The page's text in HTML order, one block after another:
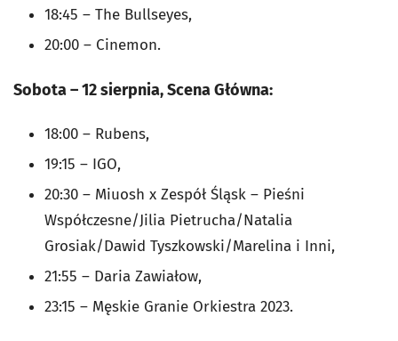
18:45 – The Bullseyes,
20:00 – Cinemon.
Sobota – 12 sierpnia, Scena Główna:
18:00 – Rubens,
19:15 – IGO,
20:30 – Miuosh x Zespół Śląsk – Pieśni
Współczesne/Jilia Pietrucha/Natalia
Grosiak/Dawid Tyszkowski/Marelina i Inni,
21:55 – Daria Zawiałow,
23:15 – Męskie Granie Orkiestra 2023.